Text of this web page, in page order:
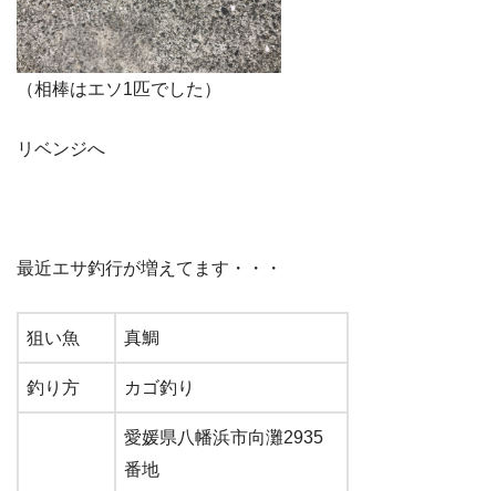
（相棒はエソ1匹でした）
リベンジへ
最近エサ釣行が増えてます・・・
狙い魚 真鯛
釣り方 カゴ釣り
愛媛県八幡浜市向灘2935
番地